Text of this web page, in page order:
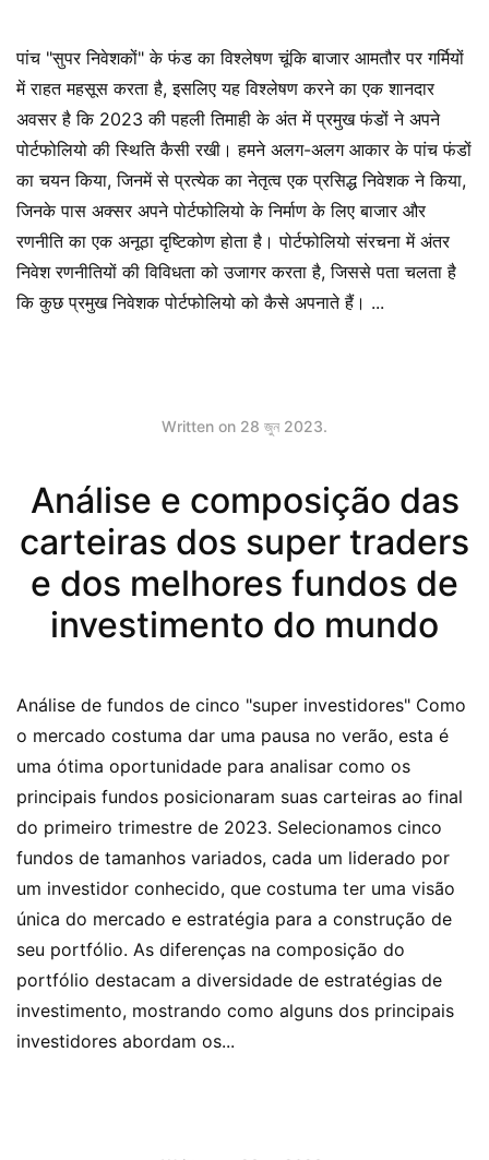
पांच "सुपर निवेशकों" के फंड का विश्लेषण चूंकि बाजार आमतौर पर गर्मियों
में राहत महसूस करता है, इसलिए यह विश्लेषण करने का एक शानदार
अवसर है कि 2023 की पहली तिमाही के अंत में प्रमुख फंडों ने अपने
पोर्टफोलियो की स्थिति कैसी रखी। हमने अलग-अलग आकार के पांच फंडों
का चयन किया, जिनमें से प्रत्येक का नेतृत्व एक प्रसिद्ध निवेशक ने किया,
जिनके पास अक्सर अपने पोर्टफोलियो के निर्माण के लिए बाजार और
रणनीति का एक अनूठा दृष्टिकोण होता है। पोर्टफोलियो संरचना में अंतर
निवेश रणनीतियों की विविधता को उजागर करता है, जिससे पता चलता है
कि कुछ प्रमुख निवेशक पोर्टफोलियो को कैसे अपनाते हैं। ...
Written on 28 জুন 2023.
Análise e composição das
carteiras dos super traders
e dos melhores fundos de
investimento do mundo
Análise de fundos de cinco "super investidores" Como
o mercado costuma dar uma pausa no verão, esta é
uma ótima oportunidade para analisar como os
principais fundos posicionaram suas carteiras ao final
do primeiro trimestre de 2023. Selecionamos cinco
fundos de tamanhos variados, cada um liderado por
um investidor conhecido, que costuma ter uma visão
única do mercado e estratégia para a construção de
seu portfólio. As diferenças na composição do
portfólio destacam a diversidade de estratégias de
investimento, mostrando como alguns dos principais
investidores abordam os...